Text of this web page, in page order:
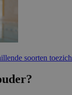
soorten